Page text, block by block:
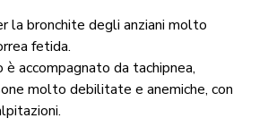
la bronchite degli anziani molto
fetida.
accompagnato da tachipnea,
molto debilitate e anemiche, con